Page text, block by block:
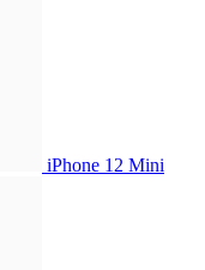
iPhone 12 Mini